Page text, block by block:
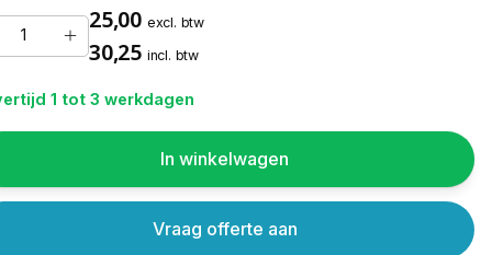
25,00 excl. btw
30,25 incl. btw
1 tot 3 werkdagen
In winkelwagen
Vraag offerte aan